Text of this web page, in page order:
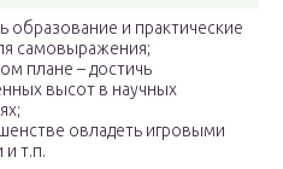
образование и практические
самовыражения;
плане – достичь
высот в научных
овладеть игровыми
и т.п.